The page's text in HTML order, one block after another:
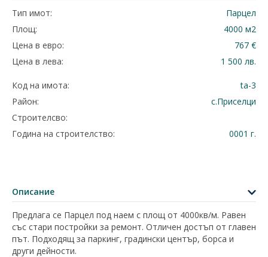
Тип имот:
Парцел
Площ:
4000 м2
Цена в евро:
767 €
Цена в лева:
1 500 лв.
Код на имота:
ta-3
Район:
с.Приселци
Строителсво:
Година на строителство:
0001 г.
Описание
Предлага се Парцел под наем с площ от 4000кв/м. Равен
със стари постройки за ремонт. Отличен достъп от главен
път. Подходящ за паркинг, градински център, борса и
други дейности.